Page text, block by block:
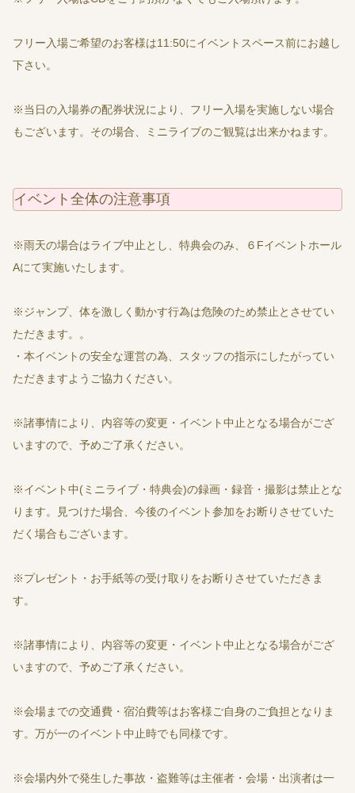
フリー入場ご希望のお客様は11:50にイベントスペース前にお越し
下さい。
※当日の入場券の配券状況により、フリー入場を実施しない場合
もございます。その場合、ミニライブのご観覧は出来かねます。
イベント全体の注意事項
※雨天の場合はライブ中止とし、特典会のみ、６Fイベントホール
Aにて実施いたします。
※ジャンプ、体を激しく動かす行為は危険のため禁止とさせてい
ただきます。。
・本イベントの安全な運営の為、スタッフの指示にしたがってい
ただきますようご協力ください。
※諸事情により、内容等の変更・イベント中止となる場合がござ
いますので、予めご了承ください。
※イベント中(ミニライブ・特典会)の録画・録音・撮影は禁止とな
ります。見つけた場合、今後のイベント参加をお断りさせていた
だく場合もございます。
※プレゼント・お手紙等の受け取りをお断りさせていただきま
す。
※諸事情により、内容等の変更・イベント中止となる場合がござ
いますので、予めご了承ください。
※会場までの交通費・宿泊費等はお客様ご自身のご負担となりま
す。万が一のイベント中止時でも同様です。
※会場内外で発生した事故・盗難等は主催者・会場・出演者は一